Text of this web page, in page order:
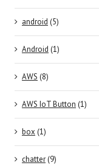
android (5)
Android (1)
AWS (8)
AWS IoT Button (1)
box (1)
chatter(9)